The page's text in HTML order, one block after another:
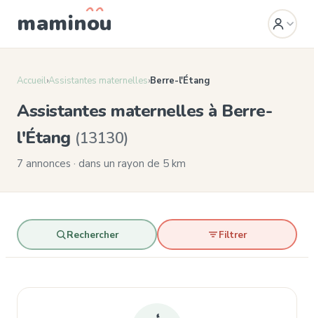
maminou
Accueil›Assistantes maternelles›Berre-l'Étang
Assistantes maternelles à Berre-
l'Étang (13130)
7 annonces · dans un rayon de 5 km
Rechercher Filtrer